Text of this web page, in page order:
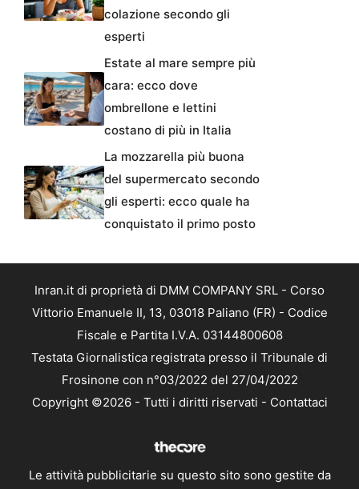
colazione secondo gli
esperti
Estate al mare sempre più
cara: ecco dove
ombrellone e lettini
costano di più in Italia
La mozzarella più buona
del supermercato secondo
gli esperti: ecco quale ha
conquistato il primo posto
Inran.it di proprietà di DMM COMPANY SRL - Corso
Vittorio Emanuele II, 13, 03018 Paliano (FR) - Codice
Fiscale e Partita I.V.A. 03144800608
Testata Giornalistica registrata presso il Tribunale di
Frosinone con n°03/2022 del 27/04/2022
Copyright ©2026 - Tutti i diritti riservati - Contattaci
Le attività pubblicitarie su questo sito sono gestite da